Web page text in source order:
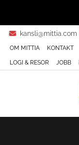
Skip
content
kansli@mittia.com
OM MITTIA KONTAKT
LOGI & RESOR JOBB